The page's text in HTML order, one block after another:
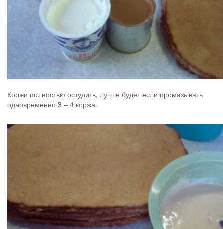
Коржи полностью остудить, лучше будет если промазывать
одновременно 3 – 4 коржа.